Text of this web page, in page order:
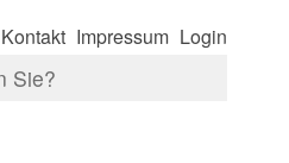
Kontakt Impressum Login